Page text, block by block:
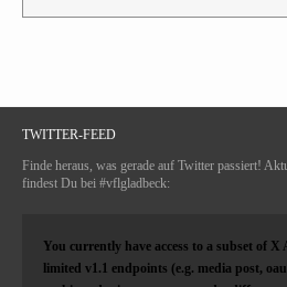
TWITTER-FEED
Finde heraus, was gerade auf Twitter passiert!
findest Du bei #vflgladbeck:
You currently have access to a subset of
limited v1.1 endpoints (e.g. media post,